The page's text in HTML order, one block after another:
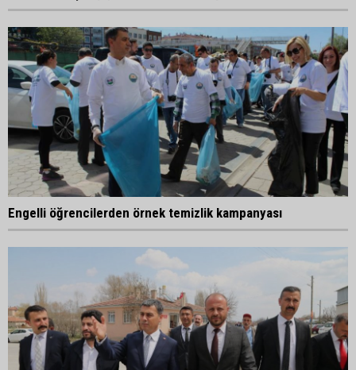
Engelli öğrencilerden örnek temizlik kampanyası